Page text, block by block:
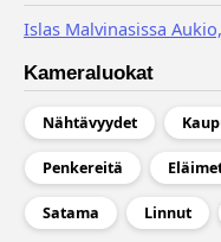
Islas Malvinasissa
Kameraluokat
Nähtävyydet
Penkereitä
Satama Linnut